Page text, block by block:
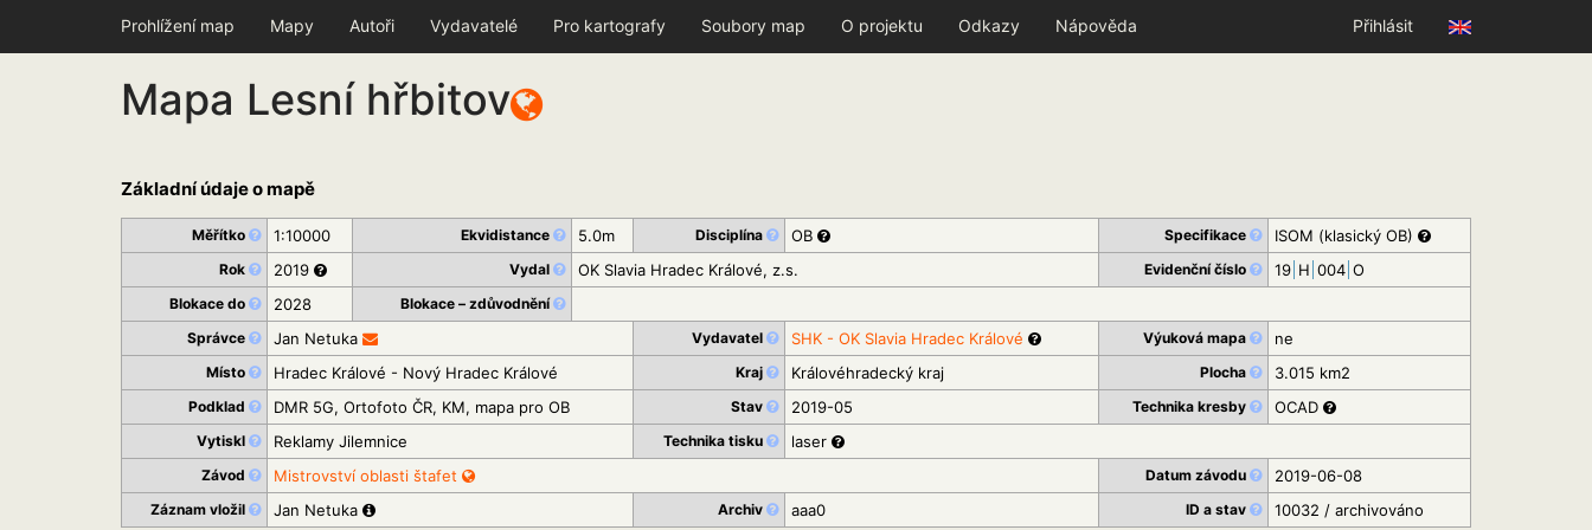
Prohlížení map Mapy Autoři Vydavatelé Pro kartografy Soubory map O projektu Odkazy Nápověda Přihlásit
Mapa Lesní hřbitov
Základní údaje o mapě
Měřítko 1:10000 Ekvidistance 5.0m Disciplína OB Specifikace ISOM (klasický OB)
Rok 2019 Vydal OK Slavia Hradec Králové, z.s. Evidenční číslo 19 H 004 O
Blokace do 2028
Blokace – zdůvodnění
Správce
Jan Netuka Vydavatel SHK - OK Slavia Hradec Králové Výuková mapa ne
Místo Hradec Králové - Nový Hradec Králové Kraj Královéhradecký kraj Plocha 3.015 km2
Podklad DMR 5G, Ortofoto ČR, KM, mapa pro OB Stav 2019-05 Technika kresby OCAD
Vytiskl Reklamy Jilemnice Technika tisku laser
Závod Mistrovství oblasti štafet Datum závodu 2019-06-08
Záznam vložil Jan Netuka Archiv aaa0 ID a stav 10032 / archivováno